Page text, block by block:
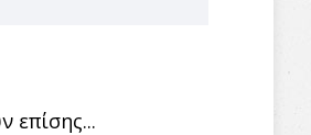
επίσης...